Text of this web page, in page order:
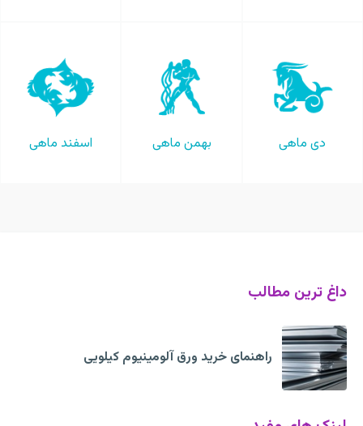
دی ماهی بهمن ماهی اسفند ماهی
داغ ترین مطالب
راهنمای خرید ورق آلومینیوم کیلویی